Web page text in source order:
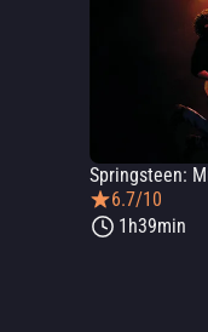
6.7/10
1h39min